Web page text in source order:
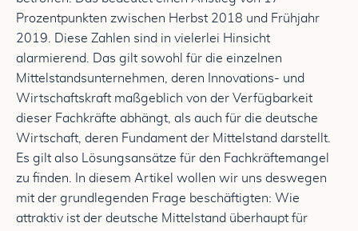
Prozentpunkten zwischen Herbst 2018 und Frühjahr
2019. Diese Zahlen sind in vielerlei Hinsicht
alarmierend. Das gilt sowohl für die einzelnen
Mittelstandsunternehmen, deren Innovations- und
Wirtschaftskraft maßgeblich von der Verfügbarkeit
dieser Fachkräfte abhängt, als auch für die deutsche
Wirtschaft, deren Fundament der Mittelstand darstellt.
Es gilt also Lösungsansätze für den Fachkräftemangel
zu finden. In diesem Artikel wollen wir uns deswegen
mit der grundlegenden Frage beschäftigten: Wie
attraktiv ist der deutsche Mittelstand überhaupt für